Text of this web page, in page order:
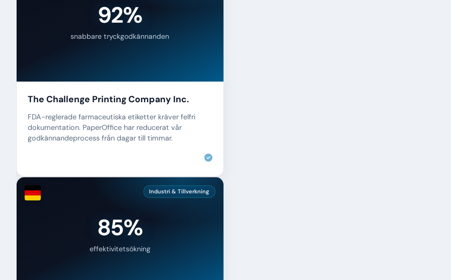
92%
snabbare tryckgodkännanden
The Challenge Printing Company Inc.
FDA-reglerade farmaceutiska etiketter kräver felfri
dokumentation. PaperOffice har reducerat vår
godkännandeprocess från dagar till timmar.
Industri & Tillverkning
85%
effektivitetsökning